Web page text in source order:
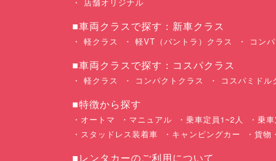
■車両クラスで探す：新車クラス
軽クラス 軽VT（バントラ）クラス コン
■車両クラスで探す：コスパクラス
軽クラス コンパクトクラス コスパミドル
■特徴から探す
オートマ マニュアル 乗車定員1~2人 乗
スタッドレス装着車
キャンピングカー 貨物
■レンタカーのご利用について